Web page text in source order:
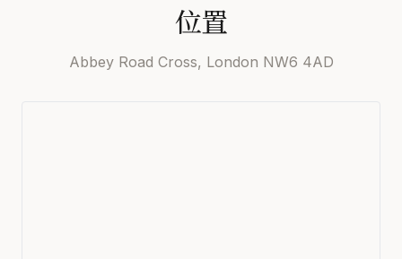
位置
Abbey Road Cross, London NW6 4AD